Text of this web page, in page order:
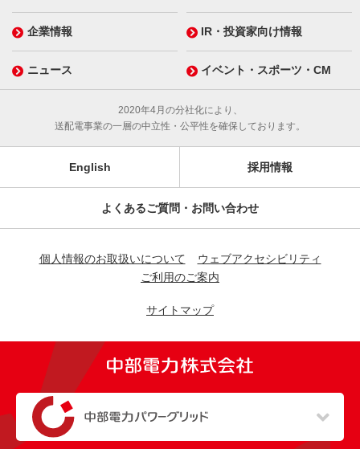
企業情報 IR・投資家向け情報
ニュース イベント・スポーツ・CM
2020年4月の分社化により、
送配電事業の一層の中立性・公平性を確保しております。
English 採用情報
よくあるご質問・お問い合わせ
個人情報のお取扱いについて
ウェブアクセシビリティ
ご利用のご案内
サイトマップ
（新しいウィンドウを開きます）